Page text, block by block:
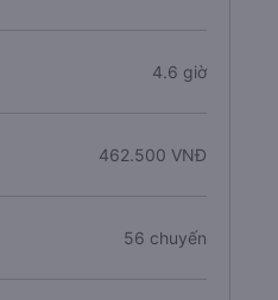
4.6 giờ
462.500 VNĐ
56 chuyến